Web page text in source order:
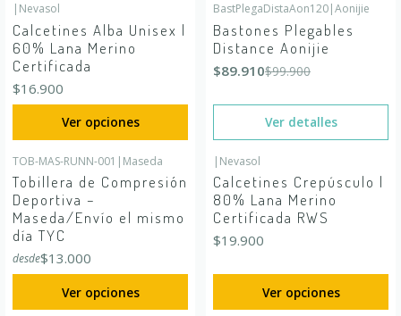
| Nevasol
Calcetines Alba Unisex |
60% Lana Merino
Certificada
$16.900
Ver opciones
OFF
Agotado
BastPlegaDistaAon120|Aonijie
Bastones Plegables
Distance Aonijie
$89.910$99.900
Ver detalles
TOB-MAS-RUNN-001 | Maseda
Tobillera de Compresión
Deportiva –
Maseda/Envío el mismo
día TYC
desde$13.000
Ver opciones
| Nevasol
Calcetines Crepúsculo |
80% Lana Merino
Certificada RWS
$19.900
Ver opciones